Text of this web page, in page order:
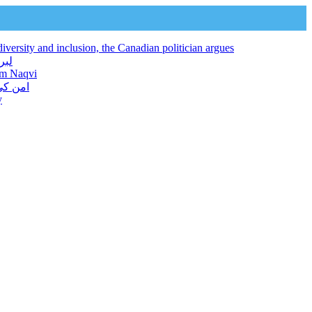
and inclusion, the Canadian politician argues
لبرل کنونشن 2026
Naqvi
امن